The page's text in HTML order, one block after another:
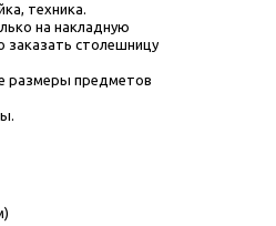
техника.
на накладную
заказать столешницу
размеры предметов